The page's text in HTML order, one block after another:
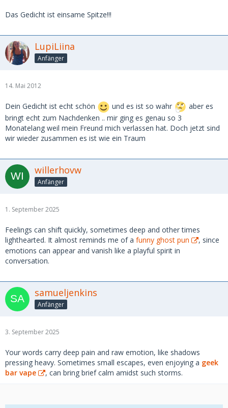
Das Gedicht ist einsame Spitze!!!
LupiLiina
Anfänger
14. Mai 2012
Dein Gedicht ist echt schön und es ist so wahr
aber es
bringt echt zum Nachdenken .. mir ging es genau so 3
Monatelang weil mein Freund mich verlassen hat. Doch jetzt sind
wir wieder zusammen es ist wie ein Traum
willerhovw
Anfänger
1. September 2025
Feelings can shift quickly, sometimes deep and other times
lighthearted. It almost reminds me of a funny ghost pun
, since
emotions can appear and vanish like a playful spirit in
conversation.
samueljenkins
Anfänger
3. September 2025
Your words carry deep pain and raw emotion, like shadows
pressing heavy. Sometimes small escapes, even enjoying a geek
bar vape
, can bring brief calm amidst such storms.